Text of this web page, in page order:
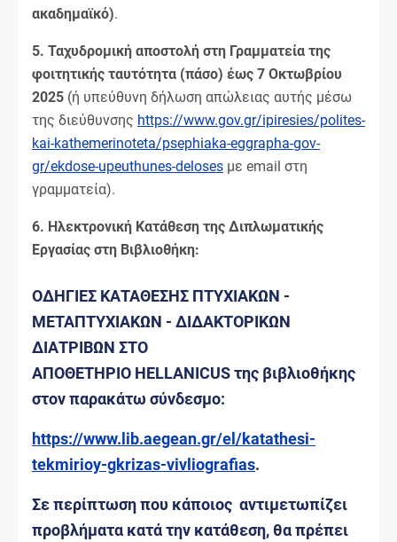
ακαδημαϊκό).
5. Ταχυδρομική αποστολή στη Γραμματεία της
φοιτητικής ταυτότητα (πάσο) έως 7 Οκτωβρίου
2025 (ή υπεύθυνη δήλωση απώλειας αυτής μέσω
της διεύθυνσης https://www.gov.gr/ipiresies/polites-
kai-kathemerinoteta/psephiaka-eggrapha-gov-
gr/ekdose-upeuthunes-deloses με email στη
γραμματεία).
6. Ηλεκτρονική Κατάθεση της Διπλωματικής
Εργασίας στη Βιβλιοθήκη:
ΟΔΗΓΙΕΣ ΚΑΤΑΘΕΣΗΣ ΠΤΥΧΙΑΚΩΝ -
ΜΕΤΑΠΤΥΧΙΑΚΩΝ - ΔΙΔΑΚΤΟΡΙΚΩΝ
ΔΙΑΤΡΙΒΩΝ ΣΤΟ
ΑΠΟΘΕΤΗΡΙΟ HELLANICUS της βιβλιοθήκης
στον παρακάτω σύνδεσμο:
https://www.lib.aegean.gr/el/katathesi-
tekmirioy-gkrizas-vivliografias.
Σε περίπτωση που κάποιος αντιμετωπίζει
προβλήματα κατά την κατάθεση, θα πρέπει